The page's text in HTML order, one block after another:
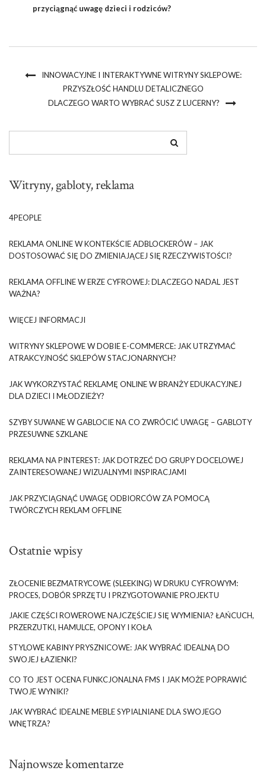
przyciągnąć uwagę dzieci i rodziców?
INNOWACYJNE I INTERAKTYWNE WITRYNY SKLEPOWE:
PRZYSZŁOŚĆ HANDLU DETALICZNEGO
DLACZEGO WARTO WYBRAĆ SUSZ Z LUCERNY?
Witryny, gabloty, reklama
4PEOPLE
REKLAMA ONLINE W KONTEKŚCIE ADBLOCKERÓW – JAK
DOSTOSOWAĆ SIĘ DO ZMIENIAJĄCEJ SIĘ RZECZYWISTOŚCI?
REKLAMA OFFLINE W ERZE CYFROWEJ: DLACZEGO NADAL JEST
WAŻNA?
WIĘCEJ INFORMACJI
WITRYNY SKLEPOWE W DOBIE E-COMMERCE: JAK UTRZYMAĆ
ATRAKCYJNOŚĆ SKLEPÓW STACJONARNYCH?
JAK WYKORZYSTAĆ REKLAMĘ ONLINE W BRANŻY EDUKACYJNEJ
DLA DZIECI I MŁODZIEŻY?
SZYBY SUWANE W GABLOCIE NA CO ZWRÓCIĆ UWAGĘ – GABLOTY
PRZESUWNE SZKLANE
REKLAMA NA PINTEREST: JAK DOTRZEĆ DO GRUPY DOCELOWEJ
ZAINTERESOWANEJ WIZUALNYMI INSPIRACJAMI
JAK PRZYCIĄGNĄĆ UWAGĘ ODBIORCÓW ZA POMOCĄ
TWÓRCZYCH REKLAM OFFLINE
Ostatnie wpisy
ZŁOCENIE BEZMATRYCOWE (SLEEKING) W DRUKU CYFROWYM:
PROCES, DOBÓR SPRZĘTU I PRZYGOTOWANIE PROJEKTU
JAKIE CZĘŚCI ROWEROWE NAJCZĘŚCIEJ SIĘ WYMIENIA? ŁAŃCUCH,
PRZERZUTKI, HAMULCE, OPONY I KOŁA
STYLOWE KABINY PRYSZNICOWE: JAK WYBRAĆ IDEALNĄ DO
SWOJEJ ŁAZIENKI?
CO TO JEST OCENA FUNKCJONALNA FMS I JAK MOŻE POPRAWIĆ
TWOJE WYNIKI?
JAK WYBRAĆ IDEALNE MEBLE SYPIALNIANE DLA SWOJEGO
WNĘTRZA?
Najnowsze komentarze